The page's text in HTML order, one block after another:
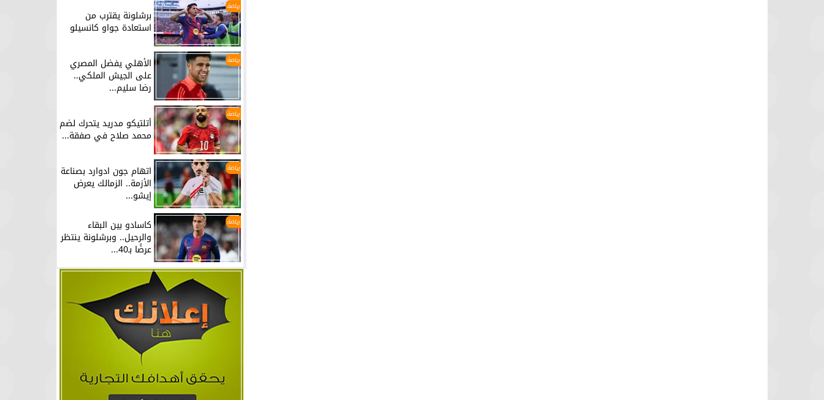
رياضة
برشلونة يقترب من
استعادة جواو كانسيلو
رياضة الأهلي يفضل المصري
على الجيش الملكي..
رضا سليم...
رياضة
أتلتيكو مدريد يتحرك لضم
محمد صلاح في صفقة...
رياضة اتهام جون ادوارد بصناعة
الأزمة.. الزمالك يعرض
إيشو...
رياضة كاسادو بين البقاء
والرحيل.. وبرشلونة ينتظر
عرضًا بـ40...